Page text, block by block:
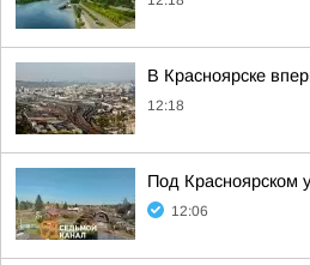
В Красноярске
12:18
Под Красноярском
12:06